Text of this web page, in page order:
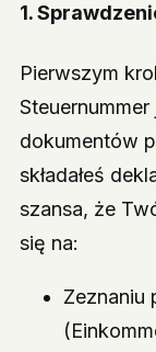
1.
Pierwszym
dokumentów
składałeś
szansa, że
się na:
Zeznaniu